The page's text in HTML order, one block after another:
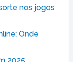
nos jogos
Onde